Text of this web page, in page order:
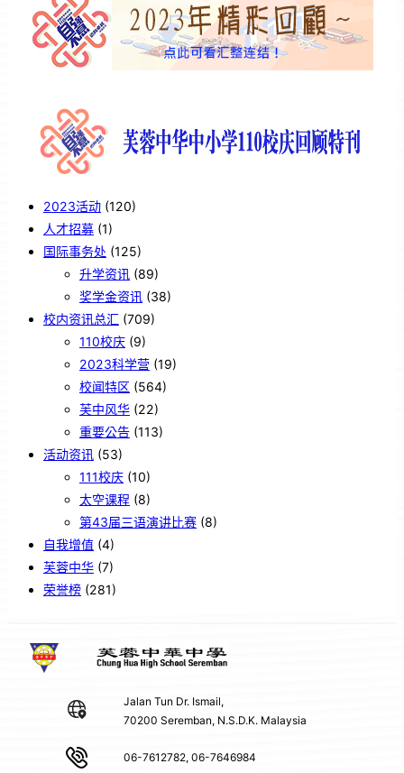
2023活动 (120)
人才招募 (1)
国际事务处 (125)
升学资讯 (89)
奖学金资讯 (38)
校内资讯总汇 (709)
110校庆 (9)
2023科学营 (19)
校闻特区 (564)
芙中风华 (22)
重要公告 (113)
活动资讯 (53)
111校庆 (10)
太空课程 (8)
第43届三语演讲比赛 (8)
自我增值 (4)
芙蓉中华 (7)
荣誉榜 (281)
Jalan Tun Dr. Ismail,
70200 Seremban, N.S.D.K. Malaysia
06-7612782, 06-7646984